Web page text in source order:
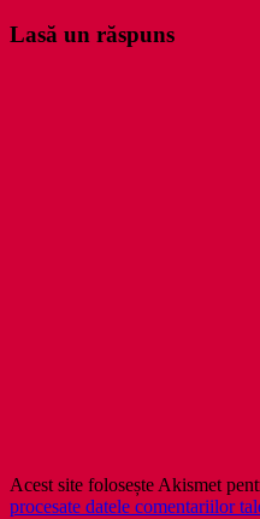
Lasă un răspuns
Acest site folosește Akismet
procesate datele comentariilor